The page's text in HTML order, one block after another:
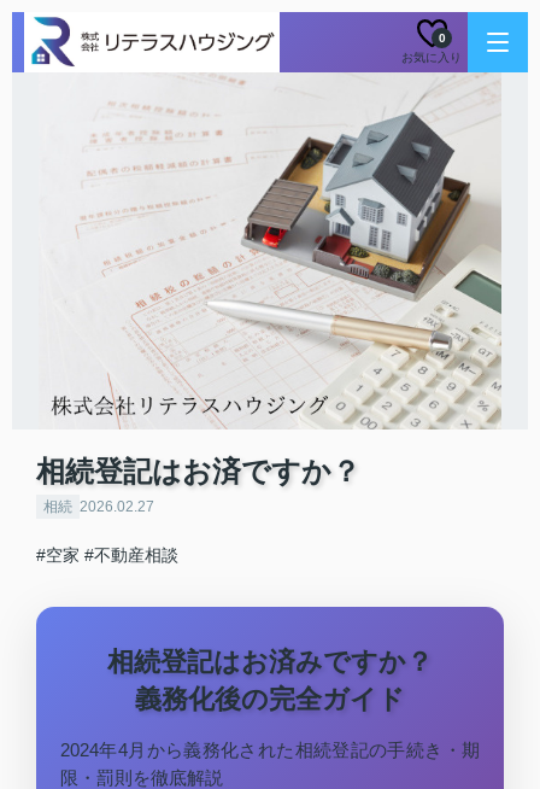
お気に入り
0
相続登記はお済ですか？
相続 2026.02.27
#空家 #不動産相談
相続登記はお済みですか？
義務化後の完全ガイド
2024年4月から義務化された相続登記の手続き・期
限・罰則を徹底解説